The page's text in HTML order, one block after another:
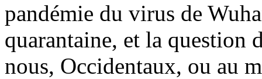
pandémie du virus de
quarantaine, et la question
nous, Occidentaux, ou au